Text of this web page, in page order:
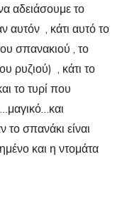
αδειάσουμε το
αυτόν , κάτι αυτό το
σπανακιού , το
ρυζιού) , κάτι το
το τυρί που
το σπανάκι είναι
και η ντομάτα